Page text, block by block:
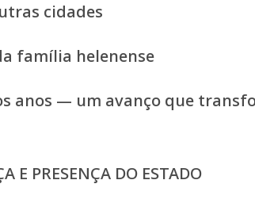
cidades
família helenense
anos — um avanço que
E PRESENÇA DO ESTADO